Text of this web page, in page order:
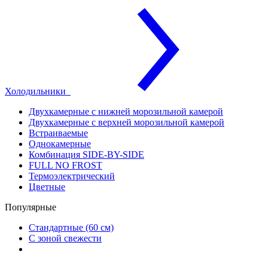
Холодильники
Двухкамерные с нижней морозильной камерой
Двухкамерные с верхней морозильной камерой
Встраиваемые
Однокамерные
Комбинация SIDE-BY-SIDE
FULL NO FROST
Термоэлектрический
Цветные
Популярные
Стандартные (60 см)
С зоной свежести